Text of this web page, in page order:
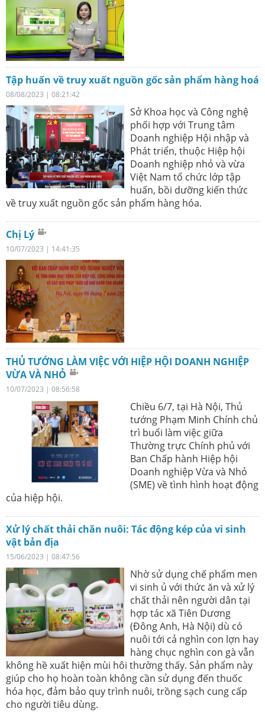
Tập huấn về truy xuất nguồn gốc sản phẩm hàng hoá
08/08/2023 | 08:21:42
Sở Khoa học và Công nghệ
phối hợp với Trung tâm
Doanh nghiệp Hội nhập và
Phát triển, thuộc Hiệp hội
Doanh nghiệp nhỏ và vừa
Việt Nam tổ chức lớp tập
huấn, bồi dưỡng kiến thức
về truy xuất nguồn gốc sản phẩm hàng hóa.
Chị Lý
10/07/2023 | 14:41:35
THỦ TƯỚNG LÀM VIỆC VỚI HIỆP HỘI DOANH NGHIỆP
VỪA VÀ NHỎ
10/07/2023 | 08:56:58
Chiều 6/7, tại Hà Nội, Thủ
tướng Phạm Minh Chính chủ
trì buổi làm việc giữa
Thường trực Chính phủ với
Ban Chấp hành Hiệp hội
Doanh nghiệp Vừa và Nhỏ
(SME) về tình hình hoạt động
của hiệp hội.
Xử lý chất thải chăn nuôi: Tác động kép của vi sinh
vật bản địa
15/06/2023 | 08:47:56
Nhờ sử dụng chế phẩm men
vi sinh ủ với thức ăn và xử lý
chất thải nên người dân tại
hợp tác xã Tiên Dương
(Đông Anh, Hà Nội) dù có
nuôi tới cả nghìn con lợn hay
hàng chục nghìn con gà vẫn
không hề xuất hiện mùi hôi thường thấy. Sản phẩm này
giúp cho họ hoàn toàn không cần sử dụng đến thuốc
hóa học, đảm bảo quy trình nuôi, trồng sạch cung cấp
cho người tiêu dùng.